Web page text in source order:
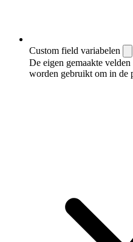
Custom field variabelen
De eigen gemaakte
worden gebruikt om in de